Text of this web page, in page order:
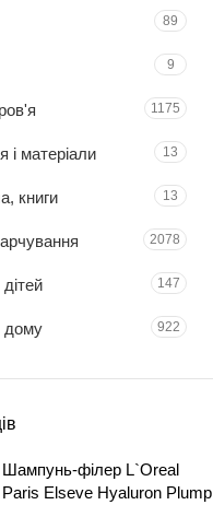
89
9
1175
і матеріали 13
книги 13
2078
147
дому 922
Шампунь-філер L`Oreal
Paris Elseve Hyaluron Plump